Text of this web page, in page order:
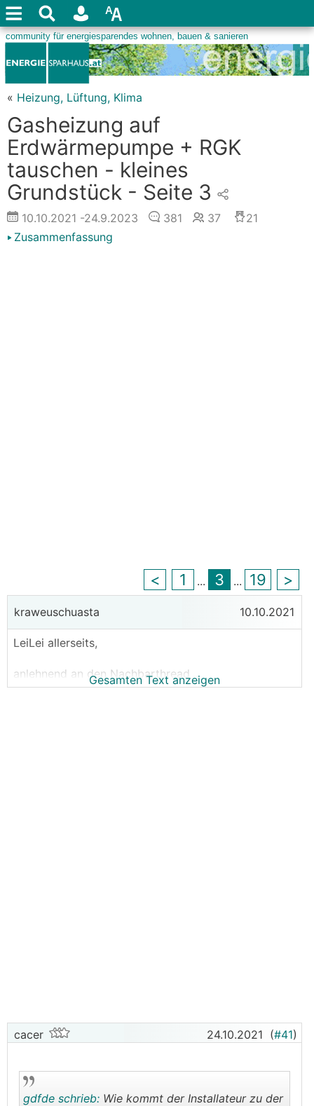
« Heizung, Lüftung, Klima
Gasheizung auf
Erdwärmepumpe + RGK
tauschen - kleines
Grundstück - Seite 3
10.10.2021 -24.9.2023 381 37
21
Zusammenfassung
< 1 ... 3 ... 19 >
kraweuschuasta 10.10.2021
LeiLei allerseits,
anlehnend an den Nachbarthread
spruchreif wird, da haben wir 0Grad Süd 38Grad ca
50m2 Dachfläche zur Verfügung
Bestandsheizung (ca. 15J alt):
Gesamten Text anzeigen
cacer 24.10.2021 (#41)
gdfde schrieb: Wie kommt der Installateur zu der